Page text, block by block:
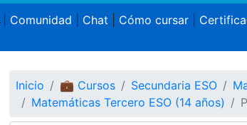
Comunidad Chat Cómo cursar|
Inicio 💼 Cursos Secundaria ESO
Matemáticas Tercero ESO (14 años)